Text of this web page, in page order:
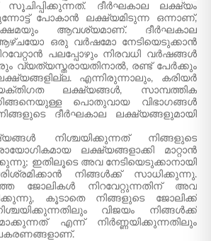
ദീർഘകാല ലക്ഷ്യം
പോകാൻ ലക്ഷ്യമിടുന്ന ഒന്നാണ്,
ക്ഷമയും ആവശ്യമാണ്. ദീർഘകാല
ഒരു വർഷമോ നേടിയെടുക്കാൻ
പലപ്പോഴും നിരവധി വർഷങ്ങൾ
വ്യത്യസ്തരായതിനാൽ, രണ്ട് പേർക്കും
എന്നിരുന്നാലും, കരിയർ
ലക്ഷ്യങ്ങൾ, സാമ്പത്തിക
പൊതുവായ വിഭാഗങ്ങൾ
ദീർഘകാല ലക്ഷ്യങ്ങളുമായി
നിശ്ചയിക്കുന്നത് നിങ്ങളുടെ
ലക്ഷ്യങ്ങളാക്കി മാറ്റാൻ
ഇതിലൂടെ അവ നേടിയെടുക്കാനായി
നിങ്ങൾക്ക് സാധിക്കുന്നു.
ജോലികൾ നിറവേറ്റുന്നതിന് അവ
കൂടാതെ നിങ്ങളുടെ ജോലിക്ക്
വിജയം നിങ്ങൾക്ക്
എന്ന് നിർണ്ണയിക്കുന്നതിലും